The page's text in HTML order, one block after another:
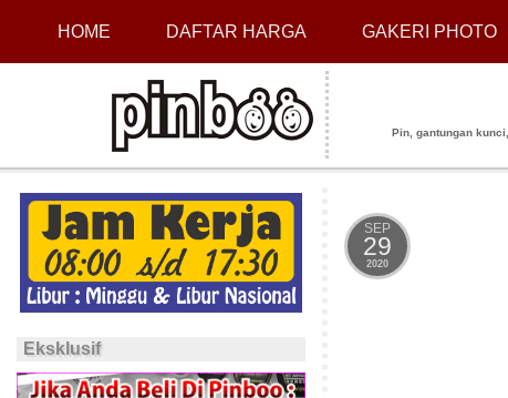
HOME DAFTAR HARGA GAKERI PHOTO
Pin, gantungan
Eksklusif
SEP
29
2020